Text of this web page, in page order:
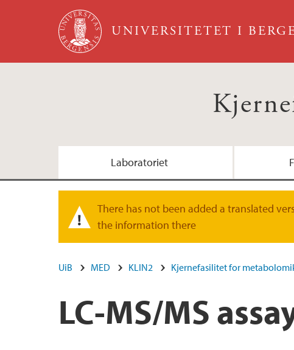
Hopp til hovedinnhold
UNIVERSITETET I
Laboratoriet
Varselmelding
There has not been added a translated
the information there
UiB MED KLIN2 Kjernefasilitet for
LC-MS/MS